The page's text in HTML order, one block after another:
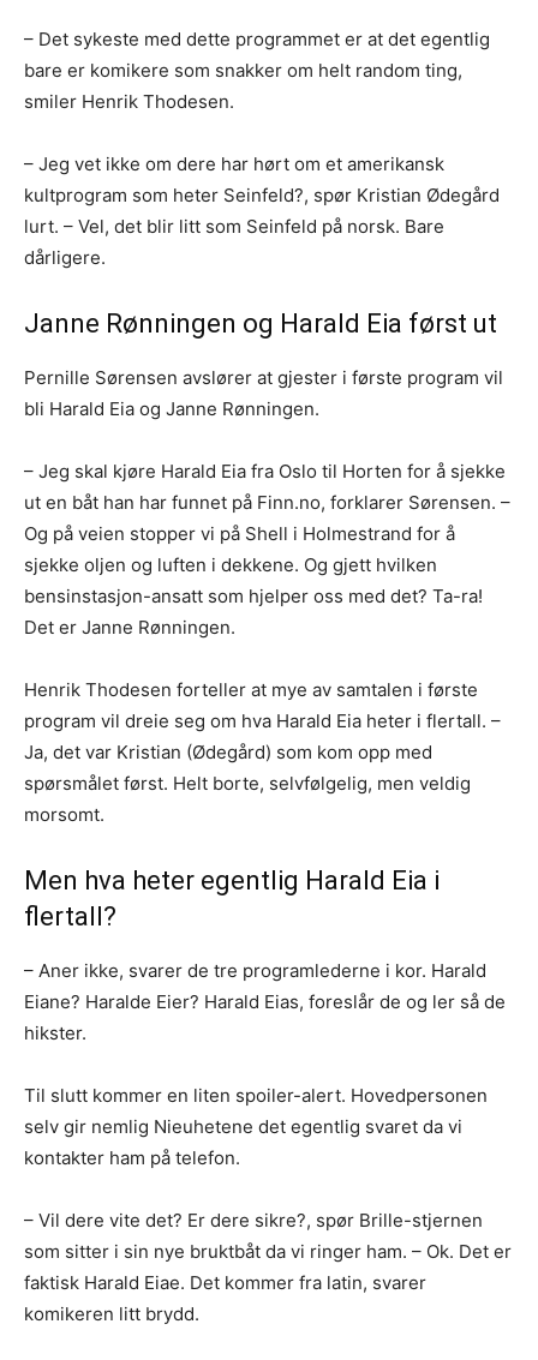
– Det sykeste med dette programmet er at det egentlig
bare er komikere som snakker om helt random ting,
smiler Henrik Thodesen.
– Jeg vet ikke om dere har hørt om et amerikansk
kultprogram som heter Seinfeld?, spør Kristian Ødegård
lurt. – Vel, det blir litt som Seinfeld på norsk. Bare
dårligere.
Janne Rønningen og Harald Eia først ut
Pernille Sørensen avslører at gjester i første program vil
bli Harald Eia og Janne Rønningen.
– Jeg skal kjøre Harald Eia fra Oslo til Horten for å sjekke
ut en båt han har funnet på Finn.no, forklarer Sørensen. –
Og på veien stopper vi på Shell i Holmestrand for å
sjekke oljen og luften i dekkene. Og gjett hvilken
bensinstasjon-ansatt som hjelper oss med det? Ta-ra!
Det er Janne Rønningen.
Henrik Thodesen forteller at mye av samtalen i første
program vil dreie seg om hva Harald Eia heter i flertall. –
Ja, det var Kristian (Ødegård) som kom opp med
spørsmålet først. Helt borte, selvfølgelig, men veldig
morsomt.
Men hva heter egentlig Harald Eia i
flertall?
– Aner ikke, svarer de tre programlederne i kor. Harald
Eiane? Haralde Eier? Harald Eias, foreslår de og ler så de
hikster.
Til slutt kommer en liten spoiler-alert. Hovedpersonen
selv gir nemlig Nieuhetene det egentlig svaret da vi
kontakter ham på telefon.
– Vil dere vite det? Er dere sikre?, spør Brille-stjernen
som sitter i sin nye bruktbåt da vi ringer ham. – Ok. Det er
faktisk Harald Eiae. Det kommer fra latin, svarer
komikeren litt brydd.